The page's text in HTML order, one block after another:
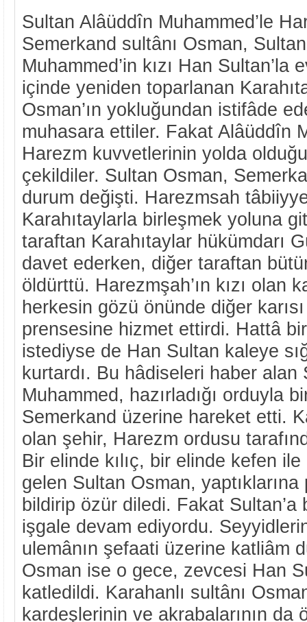
Sultan Alâüddîn Muhammed’le
Semerkand sultânı Osman,
Muhammed’in kızı Han Sultan’la
içinde yeniden toparlanan
Osman’ın yokluğundan istifâde
muhasara ettiler. Fakat Alâüddîn
Harezm kuvvetlerinin yolda
çekildiler. Sultan Osman,
durum değişti. Harezmsah
Karahıtaylarla birleşmek yoluna
taraftan Karahıtaylar hükümdarı
davet ederken, diğer taraftan
öldürttü. Harezmşah’ın kızı olan
herkesin gözü önünde diğer
prensesine hizmet ettirdi. Hattâ
istediyse de Han Sultan kaleye
kurtardı. Bu hâdiseleri haber alan
Muhammed, hazırladığı orduyla
Semerkand üzerine hareket etti.
olan şehir, Harezm ordusu
Bir elinde kılıç, bir elinde kefen ile
gelen Sultan Osman,
bildirip özür diledi. Fakat Sultan’a
işgale devam ediyordu.
ulemânın şefaati üzerine katliâm
Osman ise o gece, zevcesi Han
katledildi. Karahanlı sultânı
kardeşlerinin ve akrabalarının da